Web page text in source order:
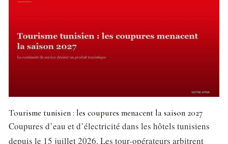
Tourisme tunisien : les coupures menacent la saison 2027
Coupures d’eau et d’électricité dans les hôtels tunisiens
depuis le 15 juillet 2026. Les tour-opérateurs arbitrent